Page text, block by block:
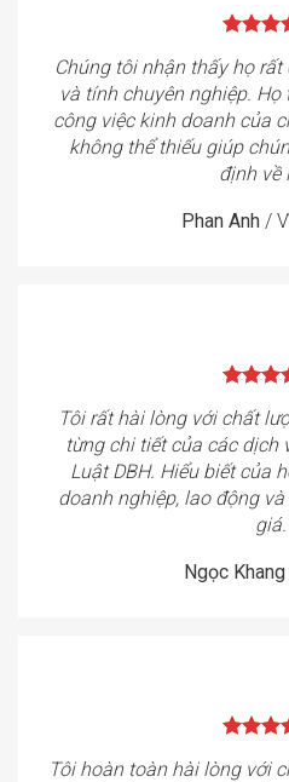
Chúng tôi nhận thấy họ
và tính chuyên nghiệp.
công việc kinh doanh của
không thể thiếu giúp
định về
Phan Anh /
Tôi rất hài lòng với chất
từng chi tiết của các dịch
Luật DBH. Hiểu biết của
doanh nghiệp, lao động
giá.
Ngọc Khang
Tôi hoàn toàn hài lòng với